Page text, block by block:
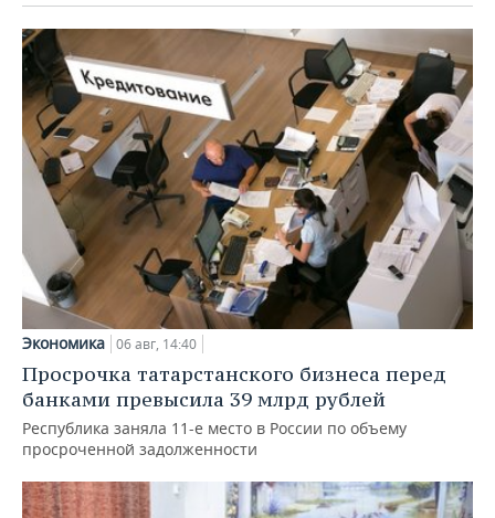
Экономика 06 авг, 14:40
Просрочка татарстанского бизнеса перед
банками превысила 39 млрд рублей
Республика заняла 11-е место в России по объему
просроченной задолженности